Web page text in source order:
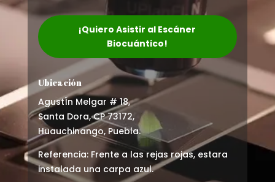
¡Quiero Asistir al Escáner
Biocuántico!
Ubicación
AgustÍn Melgar # 18,
Santa Dora, CP 73172,
Huauchinango, Puebla.
Referencia: Frente a las rejas rojas, estara
instalada una carpa azul.